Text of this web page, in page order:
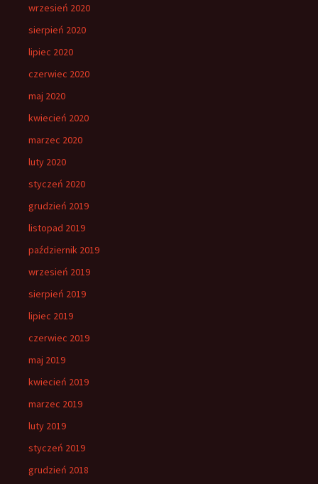
wrzesień 2020
sierpień 2020
lipiec 2020
czerwiec 2020
maj 2020
kwiecień 2020
marzec 2020
luty 2020
styczeń 2020
grudzień 2019
listopad 2019
październik 2019
wrzesień 2019
sierpień 2019
lipiec 2019
czerwiec 2019
maj 2019
kwiecień 2019
marzec 2019
luty 2019
styczeń 2019
grudzień 2018